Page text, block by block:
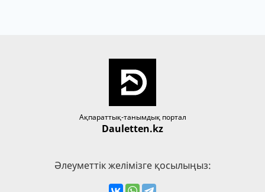
Ақпараттық-танымдық портал
Dauletten.kz
Әлеуметтік желімізге қосылыңыз: